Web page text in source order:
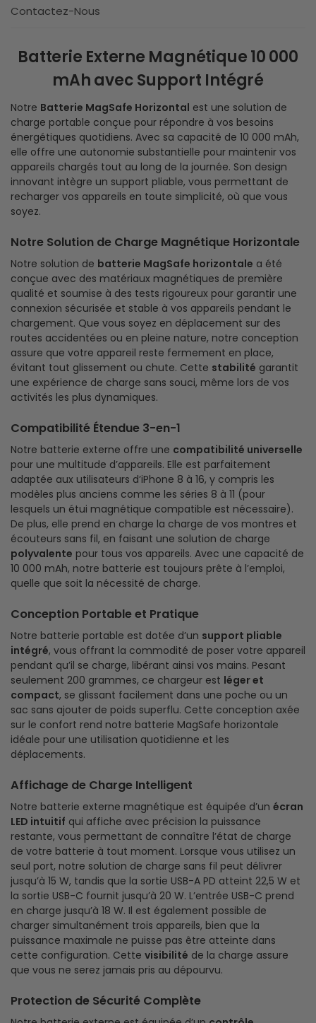
Contactez-Nous
Batterie Externe Magnétique 10 000
mAh avec Support Intégré
Notre Batterie MagSafe Horizontal est une solution de
charge portable conçue pour répondre à vos besoins
énergétiques quotidiens. Avec sa capacité de 10 000 mAh,
elle offre une autonomie substantielle pour maintenir vos
appareils chargés tout au long de la journée. Son design
innovant intègre un support pliable, vous permettant de
recharger vos appareils en toute simplicité, où que vous
soyez.
Notre Solution de Charge Magnétique Horizontale
Notre solution de batterie MagSafe horizontale a été
conçue avec des matériaux magnétiques de première
qualité et soumise à des tests rigoureux pour garantir une
connexion sécurisée et stable à vos appareils pendant le
chargement. Que vous soyez en déplacement sur des
routes accidentées ou en pleine nature, notre conception
assure que votre appareil reste fermement en place,
évitant tout glissement ou chute. Cette stabilité garantit
une expérience de charge sans souci, même lors de vos
activités les plus dynamiques.
Compatibilité Étendue 3-en-1
Notre batterie externe offre une compatibilité universelle
pour une multitude d’appareils. Elle est parfaitement
adaptée aux utilisateurs d’iPhone 8 à 16, y compris les
modèles plus anciens comme les séries 8 à 11 (pour
lesquels un étui magnétique compatible est nécessaire).
De plus, elle prend en charge la charge de vos montres et
écouteurs sans fil, en faisant une solution de charge
polyvalente pour tous vos appareils. Avec une capacité de
10 000 mAh, notre batterie est toujours prête à l’emploi,
quelle que soit la nécessité de charge.
Conception Portable et Pratique
Notre batterie portable est dotée d’un support pliable
intégré, vous offrant la commodité de poser votre appareil
pendant qu’il se charge, libérant ainsi vos mains. Pesant
seulement 200 grammes, ce chargeur est léger et
compact, se glissant facilement dans une poche ou un
sac sans ajouter de poids superflu. Cette conception axée
sur le confort rend notre batterie MagSafe horizontale
idéale pour une utilisation quotidienne et les
déplacements.
Affichage de Charge Intelligent
Notre batterie externe magnétique est équipée d’un écran
LED intuitif qui affiche avec précision la puissance
restante, vous permettant de connaître l’état de charge
de votre batterie à tout moment. Lorsque vous utilisez un
seul port, notre solution de charge sans fil peut délivrer
jusqu’à 15 W, tandis que la sortie USB-A PD atteint 22,5 W et
la sortie USB-C fournit jusqu’à 20 W. L’entrée USB-C prend
en charge jusqu’à 18 W. Il est également possible de
charger simultanément trois appareils, bien que la
puissance maximale ne puisse pas être atteinte dans
cette configuration. Cette visibilité de la charge assure
que vous ne serez jamais pris au dépourvu.
Protection de Sécurité Complète